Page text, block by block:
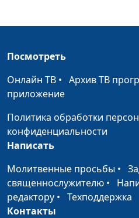
Посмотреть
Онлайн ТВ • Архив ТВ
приложение
Политика обработки
конфиденциальности
Написать
Молитвенные просьбы •
священнослужителю •
редактору • Техподдержка
Контакты